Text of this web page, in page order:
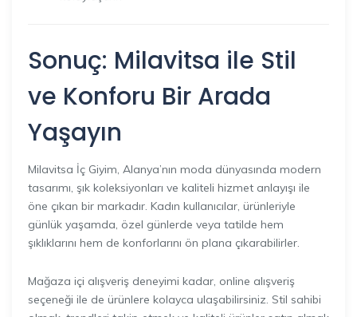
Sonuç: Milavitsa ile Stil
ve Konforu Bir Arada
Yaşayın
Milavitsa İç Giyim, Alanya’nın moda dünyasında modern
tasarımı, şık koleksiyonları ve kaliteli hizmet anlayışı ile
öne çıkan bir markadır. Kadın kullanıcılar, ürünleriyle
günlük yaşamda, özel günlerde veya tatilde hem
şıklıklarını hem de konforlarını ön plana çıkarabilirler.
Mağaza içi alışveriş deneyimi kadar, online alışveriş
seçeneği ile de ürünlere kolayca ulaşabilirsiniz. Stil sahibi